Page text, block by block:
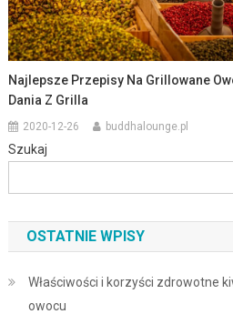
Najlepsze Przepisy Na Grillowane
Dania Z Grilla
2020-12-26 buddhalounge.pl
Szukaj
OSTATNIE WPISY
Właściwości i korzyści zdrowotne
owocu